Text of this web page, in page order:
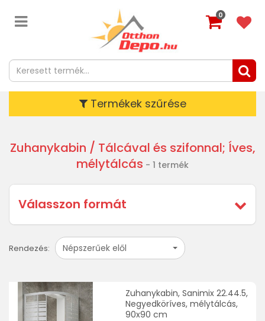
0
Termékek szűrése
Zuhanykabin / Tálcával és szifonnal; Íves,
mélytálcás - 1 termék
Válasszon formát
Rendezés: Népszerűek elől
Zuhanykabin, Sanimix 22.44.5,
Negyedköríves, mélytálcás,
90x90 cm